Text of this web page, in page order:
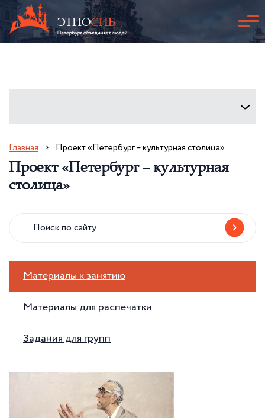
Главная Проект «Петербург – культурная столица»
Проект «Петербург – культурная
столица»
Материалы к занятию
Материалы для распечатки
Задания для групп